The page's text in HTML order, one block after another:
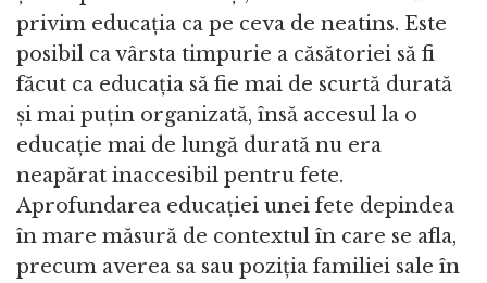
privim educația ca pe ceva de neatins. Este
posibil ca vârsta timpurie a căsătoriei să fi
făcut ca educația să fie mai de scurtă durată
și mai puțin organizată, însă accesul la o
educație mai de lungă durată nu era
neapărat inaccesibil pentru fete.
Aprofundarea educației unei fete depindea
în mare măsură de contextul în care se afla,
precum averea sa sau poziția familiei sale în